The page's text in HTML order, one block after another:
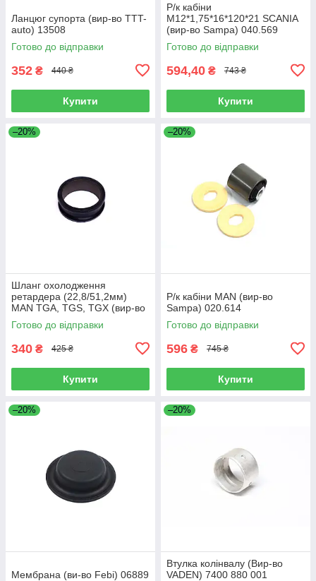
Ланцюг супорта (вир-во TTT-
auto) 13508
Готово до відправки
352 ₴ 440 ₴
Купити
Р/к кабіни
M12*1,75*16*120*21 SCANIA
(вир-во Sampa) 040.569
Готово до відправки
594,40 ₴ 743 ₴
Купити
–20%
Шланг охолодження
ретардера (22,8/51,2мм)
MAN TGA, TGS, TGX (вир-во
Sampa) 023.258
Готово до відправки
340 ₴ 425 ₴
Купити
–20%
Р/к кабіни MAN (вир-во
Sampa) 020.614
Готово до відправки
596 ₴ 745 ₴
Купити
–20%
Мембрана (ви-во Febi) 06889
–20%
Втулка колінвалу (Вир-во
VADEN) 7400 880 001